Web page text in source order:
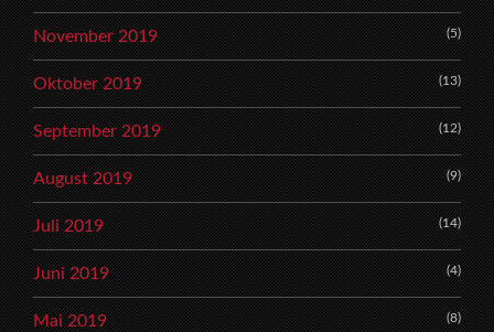
November 2019 (5)
Oktober 2019 (13)
September 2019 (12)
August 2019 (9)
Juli 2019 (14)
Juni 2019 (4)
Mai 2019 (8)